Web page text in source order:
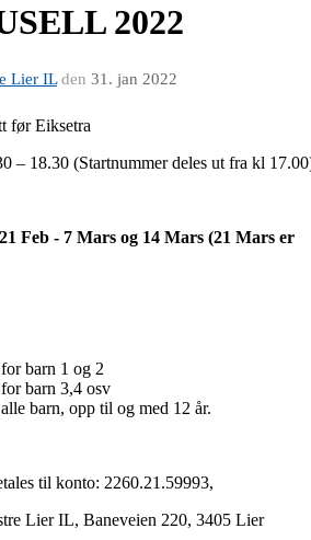
2022
Lier ILden 31. jan 2022
før Eiksetra
– 18.30 (Startnummer deles ut fra kl
Feb - 7 Mars og 14 Mars (21 Mars er
barn 1 og 2
barn 3,4 osv
barn, opp til og med 12 år.
til konto: 2260.21.59993,
Lier IL, Baneveien 220, 3405 Lier